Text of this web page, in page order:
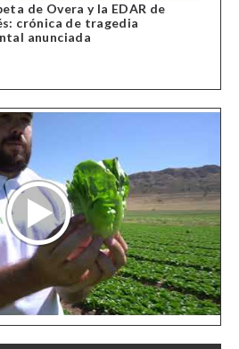
de Overa y la EDAR de
crónica de tragedia
anunciada